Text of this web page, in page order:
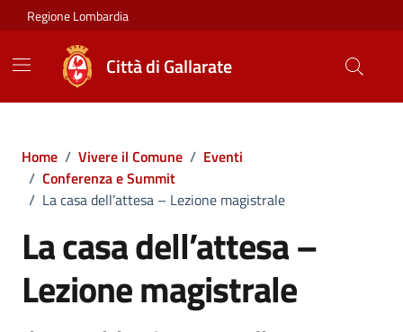
Vai ai contenuti
Vai al footer
Regione Lombardia
Città di Gallarate
Home / Vivere il Comune / Eventi
/ Conferenza e Summit
/ La casa dell’attesa – Lezione magistrale
La casa dell’attesa –
Lezione magistrale